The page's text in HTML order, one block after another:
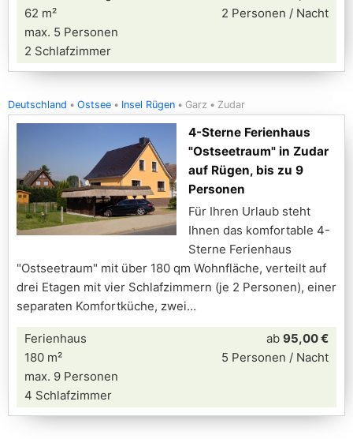
62 m²
max. 5 Personen
2 Schlafzimmer
2 Personen / Nacht
Deutschland Ostsee Insel Rügen Garz Zudar
4-Sterne Ferienhaus
"Ostseetraum" in Zudar
auf Rügen, bis zu 9
Personen
Für Ihren Urlaub steht
Ihnen das komfortable 4-
Sterne Ferienhaus
"Ostseetraum" mit über 180 qm Wohnfläche, verteilt auf
drei Etagen mit vier Schlafzimmern (je 2 Personen), einer
separaten Komfortküche, zwei
Ferienhaus
180 m²
max. 9 Personen
4 Schlafzimmer
ab 95,00 €
5 Personen / Nacht